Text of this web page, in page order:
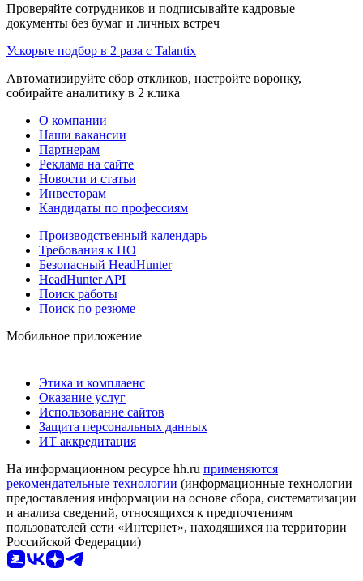
Проверяйте сотрудников и подписывайте кадровые
документы без бумаг и личных встреч
Ускорьте подбор в 2 раза с Talantix
Автоматизируйте сбор откликов, настройте воронку,
собирайте аналитику в 2 клика
О компании
Наши вакансии
Партнерам
Реклама на сайте
Новости и статьи
Инвесторам
Кандидаты по профессиям
Производственный календарь
Требования к ПО
Безопасный HeadHunter
HeadHunter API
Поиск работы
Поиск по резюме
Мобильное приложение
Этика и комплаенс
Оказание услуг
Использование сайтов
Защита персональных данных
ИТ аккредитация
На информационном ресурсе hh.ru применяются
рекомендательные технологии (информационные технологии
предоставления информации на основе сбора, систематизации
и анализа сведений, относящихся к предпочтениям
пользователей сети «Интернет», находящихся на территории
Российской Федерации)